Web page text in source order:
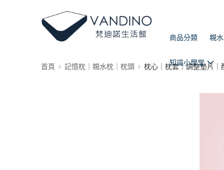
商品分類 親
知識小學堂
首頁 記憶枕｜親水枕｜枕頭 枕心｜枕套｜調整墊片｜